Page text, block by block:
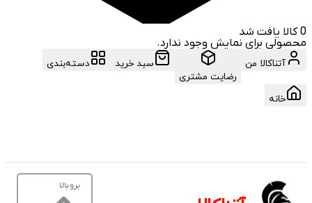
0 کالا یافت شد
محصولی برای نمایش وجود ندارد.
آتناکالا من
رضایت مشتری
سبد خرید دسته‌بندی
خانه
برو بالا